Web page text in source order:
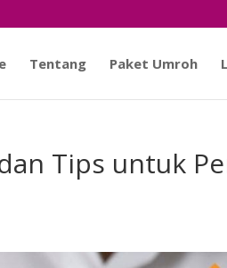
Tentang Paket Umroh
Tips untuk